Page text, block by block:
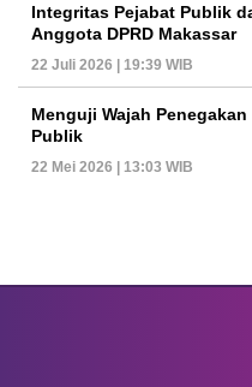
Integritas Pejabat Publik
Anggota DPRD Makassar
22 Juli 2026 | 19:39 WIB
Menguji Wajah
Publik
22 Mei 2026 | 13:03 WIB